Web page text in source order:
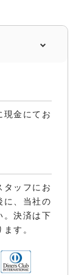
現金にてお
タッフにお
に、当社の
。決済は下
す。